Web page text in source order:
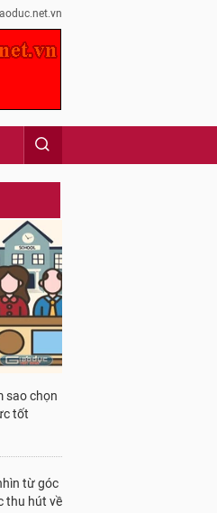
sao chọn
tốt
từ góc
thu hút về